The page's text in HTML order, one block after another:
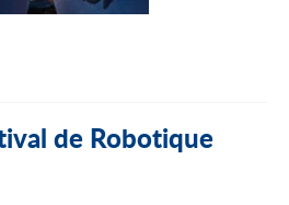
de Robotique